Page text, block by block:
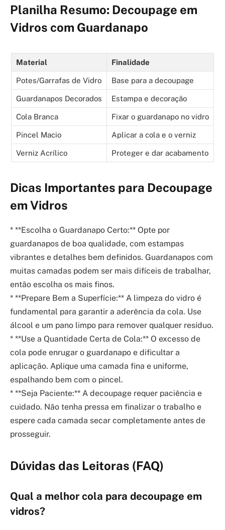
Planilha Resumo: Decoupage em
Vidros com Guardanapo
Material Finalidade
Potes/Garrafas de Vidro Base para a decoupage
Guardanapos Decorados Estampa e decoração
Cola Branca Fixar o guardanapo no vidro
Pincel Macio Aplicar a cola e o verniz
Verniz Acrílico Proteger e dar acabamento
Dicas Importantes para Decoupage
em Vidros
* **Escolha o Guardanapo Certo:** Opte por
guardanapos de boa qualidade, com estampas
vibrantes e detalhes bem definidos. Guardanapos com
muitas camadas podem ser mais difíceis de trabalhar,
então escolha os mais finos.
* **Prepare Bem a Superfície:** A limpeza do vidro é
fundamental para garantir a aderência da cola. Use
álcool e um pano limpo para remover qualquer resíduo.
* **Use a Quantidade Certa de Cola:** O excesso de
cola pode enrugar o guardanapo e dificultar a
aplicação. Aplique uma camada fina e uniforme,
espalhando bem com o pincel.
* **Seja Paciente:** A decoupage requer paciência e
cuidado. Não tenha pressa em finalizar o trabalho e
espere cada camada secar completamente antes de
prosseguir.
Dúvidas das Leitoras (FAQ)
Qual a melhor cola para decoupage em
vidros?